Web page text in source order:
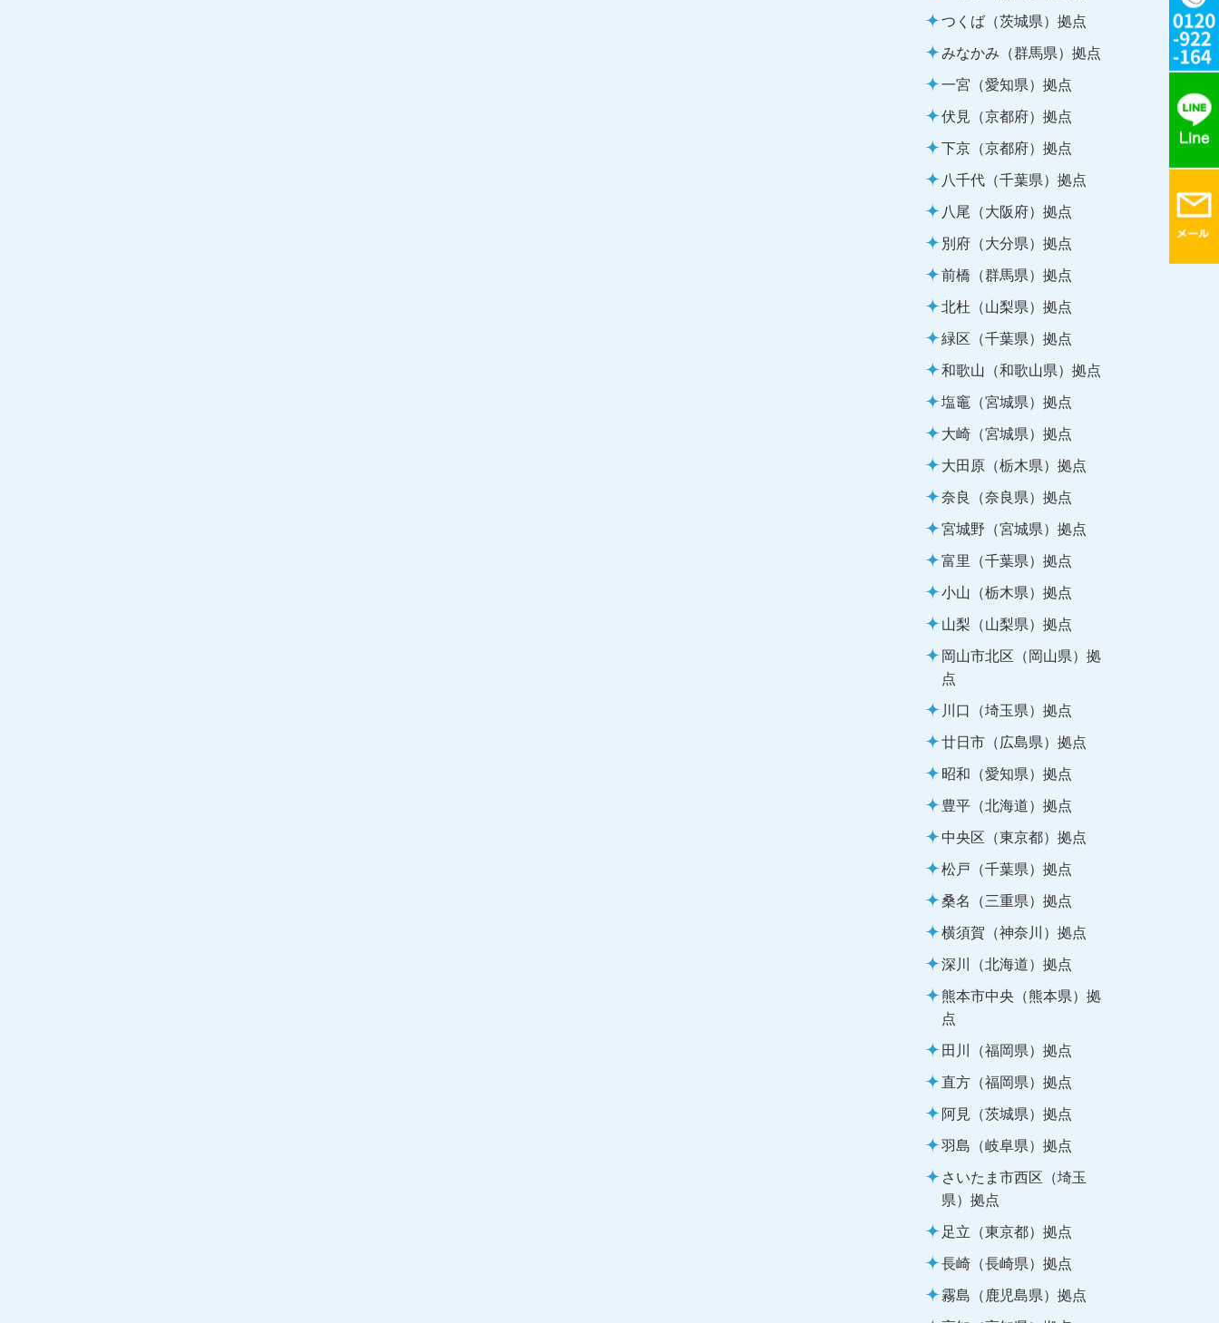
つくば（茨城県）拠点
みなかみ（群馬県）拠点
一宮（愛知県）拠点
伏見（京都府）拠点
下京（京都府）拠点
八千代（千葉県）拠点
八尾（大阪府）拠点
別府（大分県）拠点
前橋（群馬県）拠点
北杜（山梨県）拠点
緑区（千葉県）拠点
和歌山（和歌山県）拠点
塩竈（宮城県）拠点
大崎（宮城県）拠点
大田原（栃木県）拠点
奈良（奈良県）拠点
宮城野（宮城県）拠点
富里（千葉県）拠点
小山（栃木県）拠点
山梨（山梨県）拠点
岡山市北区（岡山県）拠
点
川口（埼玉県）拠点
廿日市（広島県）拠点
昭和（愛知県）拠点
豊平（北海道）拠点
中央区（東京都）拠点
松戸（千葉県）拠点
桑名（三重県）拠点
横須賀（神奈川）拠点
深川（北海道）拠点
熊本市中央（熊本県）拠
点
田川（福岡県）拠点
直方（福岡県）拠点
阿見（茨城県）拠点
羽島（岐阜県）拠点
さいたま市西区（埼玉
県）拠点
足立（東京都）拠点
長崎（長崎県）拠点
霧島（鹿児島県）拠点